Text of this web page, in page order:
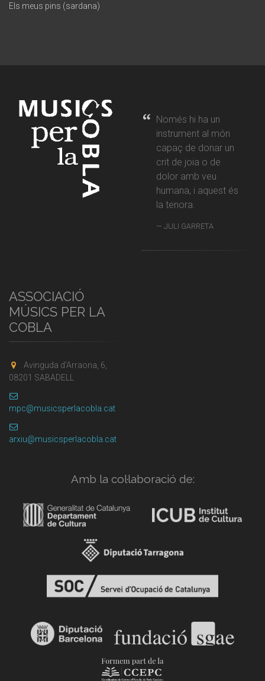
Els meus pins (sardana)
Només hi ha un
instrument al món
capaç de donar un
crit de joia o de
dolor amb veu
humana, i aquest és
la tenora.
JULI GARRETA
ASSOCIACIÓ
MÚSICS PER LA
COBLA
Avinguda d'Arraona, 6,
08201 SABADELL
mpc@musicsperlacobla.cat
arxiu@musicsperlacobla.cat
Amb la col·laboració de: